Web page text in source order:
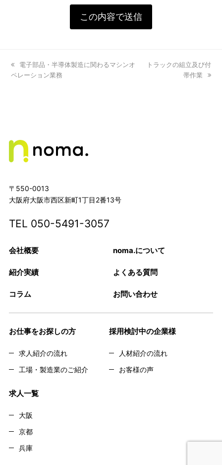
previous
post:
電子部品・半導体製造に関わるマシンオ
ペレーション業務
next
トラックの組立及び付
帯作業
〒550-0013
大阪府大阪市西区新町1丁目2番13号
TEL 050-5491-3057
会社概要 noma.について
紹介実績 よくある質問
コラム お問い合わせ
お仕事をお探しの方
求人紹介の流れ
工場・製造業のご紹介
採用検討中の企業様
人材紹介の流れ
お客様の声
求人一覧
大阪
京都
兵庫